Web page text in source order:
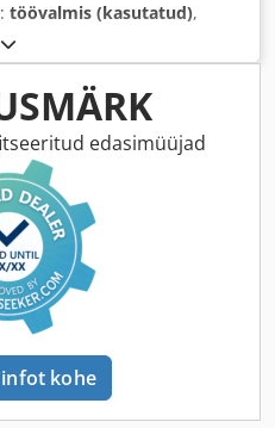
töövalmis (kasutatud),
edasimüüjad
kohe